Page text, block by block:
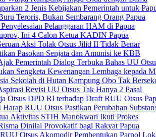
2 Jenis Kebijakan Pemerintah untuk
Teroris, Bukan Sembarang Orang Papua
Pelanggaran HAM di Papua
Ini 4 Calon Ketua KADIN Papua
Aksi Tolak Otsus Jilid II Tidak Benar
Pasokan Senjata dan Amunisi ke KBB
Pemerintah Dialog Terbuka Bahas UU
Sengketa Kewenangan Lembaga kepada
Sekolah di Hutan Kampung Obo Tak
Revisi UU Otsus Tak Hanya 2 Pasal
Otsus DPD RI terhadap Draft RUU Otsus
RUU Otsus Pastikan Perubahan
Aktivitas STIH Manokwari Ikuti Prokes
Dinilai Provokatif bagi Rakyat Papua
Otsus Akomodir Pembentukan Parpol